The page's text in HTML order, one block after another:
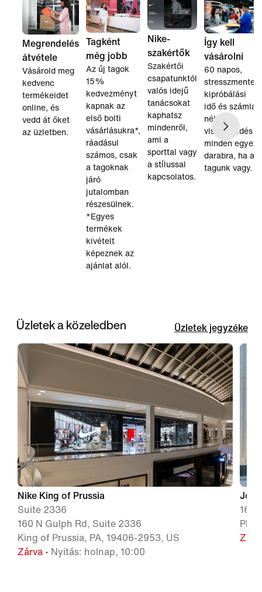
Megrendelés
átvétele
Vásárold meg
kedvenc
termékeidet
online, és
vedd át őket
az üzletben.
Tagként
még jobb
Az új tagok
15%
kedvezményt
kapnak az
első bolti
vásárlásukra*,
ráadásul
számos, csak
a tagoknak
járó
jutalomban
részesülnek.
*Egyes
termékek
kivételt
képeznek az
ajánlat alól.
Nike-
szakértők
Szakértői
csapatunktól
valós idejű
tanácsokat
kaphatsz
mindenről,
ami a
sporttal vagy
a stílussal
kapcsolatos.
Így kell
vásárolni
60 napos,
stresszmentes
kipróbálási
idő és számla
nélküli
visszaküldés
minden egyes
darabra, ha a
tagunk vagy.
Üzletek a közeledben Üzletek jegyzéke
Nike King of Prussia
Suite 2336
160 N Gulph Rd, Suite 2336
King of Prussia, PA, 19406-2953, US
Zárva • Nyitás: holnap, 10:00